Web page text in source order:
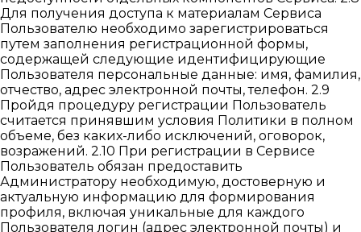
Для получения доступа к материалам Сервиса
Пользователю необходимо зарегистрироваться
путем заполнения регистрационной формы,
содержащей следующие идентифицирующие
Пользователя персональные данные: имя, фамилия,
отчество, адрес электронной почты, телефон. 2.9
Пройдя процедуру регистрации Пользователь
считается принявшим условия Политики в полном
объеме, без каких-либо исключений, оговорок,
возражений. 2.10 При регистрации в Сервисе
Пользователь обязан предоставить
Администратору необходимую, достоверную и
актуальную информацию для формирования
профиля, включая уникальные для каждого
Пользователя логин (адрес электронной почты) и